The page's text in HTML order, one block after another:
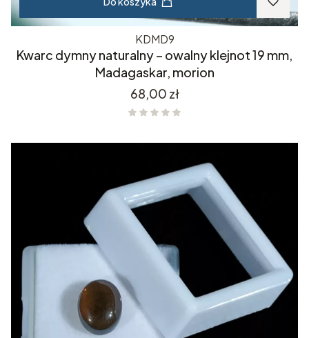
KDMD9
Kwarc dymny naturalny – owalny klejnot 19 mm,
Madagaskar, morion
Cena
68,00 zł